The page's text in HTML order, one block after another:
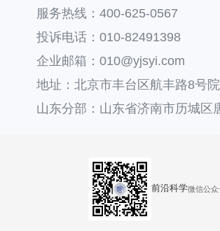
服务热线：400-625-0567
投诉电话：010-82491398
企业邮箱：010@yjsyi.com
地址：北京市丰台区航丰路8号
层121
山东分部：山东省济南市历城区
前沿科学微信公众